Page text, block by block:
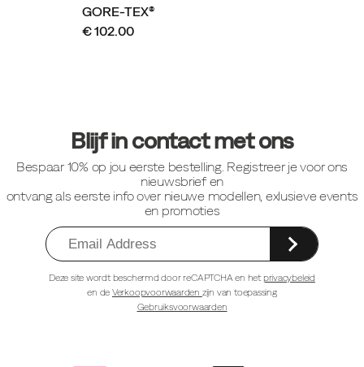
GORE-TEX®
€ 102.00
Blijf in contact met ons
Bespaar 10% op jou eerste bestelling. Registreer je voor ons
nieuwsbrief en
ontvang als eerste info over nieuwe modellen, exlusieve events
en promoties
Deze site wordt beschermd door reCAPTCHA en het privacybeleid
en de Verkoopvoorwaarden zijn van toepassing
Gebruiksvoorwaarden